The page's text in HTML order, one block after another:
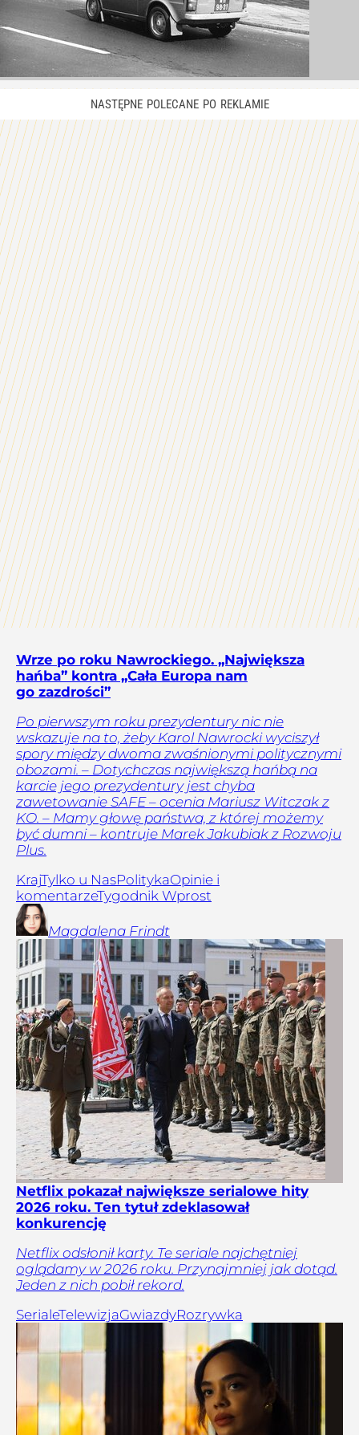
Wrze po roku Nawrockiego. „Największa
hańba” kontra „Cała Europa nam
go zazdrości”
Po pierwszym roku prezydentury nic nie
wskazuje na to, żeby Karol Nawrocki wyciszył
spory między dwoma zwaśnionymi politycznymi
obozami. – Dotychczas największą hańbą na
karcie jego prezydentury jest chyba
zawetowanie SAFE – ocenia Mariusz Witczak z
KO. – Mamy głowę państwa, z której możemy
być dumni – kontruje Marek Jakubiak z Rozwoju
Plus.
KrajTylko u NasPolitykaOpinie i
komentarzeTygodnik Wprost
Magdalena Frindt
Netflix pokazał największe serialowe hity
2026 roku. Ten tytuł zdeklasował
konkurencję
Netflix odsłonił karty. Te seriale najchętniej
oglądamy w 2026 roku. Przynajmniej jak dotąd.
Jeden z nich pobił rekord.
SerialeTelewizjaGwiazdyRozrywka